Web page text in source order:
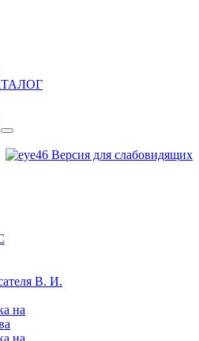
Версия для слабовидящих
В. И.
на
на